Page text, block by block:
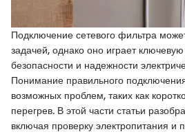
Подключение сетевого фильтра
задачей, однако оно играет
безопасности и надежности
Понимание правильного
возможных проблем, таких как
перегрев. В этой части статьи
включая проверку электропитания и